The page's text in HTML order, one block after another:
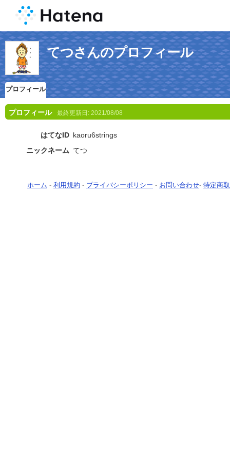
てつさんのプロフィール
プロフィール
プロフィール 最終更新日: 2021/08/08
はてなID kaoru6strings
ニックネーム てつ
ホーム - 利用規約 - プライバシーポリシー - お問い合わせ- 特定商